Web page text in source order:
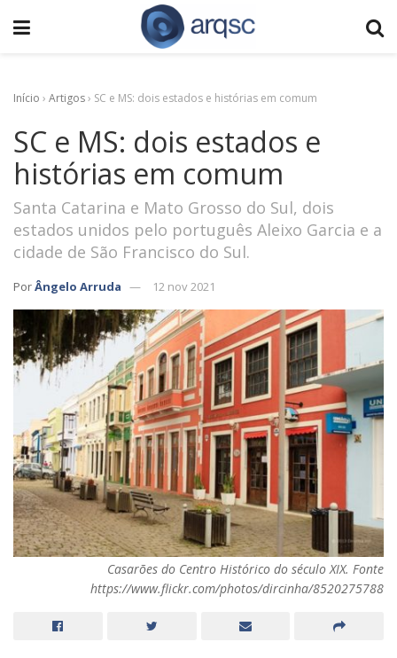
Início › Artigos› SC e MS: dois estados e histórias em comum
SC e MS: dois estados e
histórias em comum
Santa Catarina e Mato Grosso do Sul, dois
estados unidos pelo português Aleixo Garcia e a
cidade de São Francisco do Sul.
PorÂngelo Arruda 12 nov 2021
Casarões do Centro Histórico do século XIX. Fonte
https://www.flickr.com/photos/dircinha/8520275788